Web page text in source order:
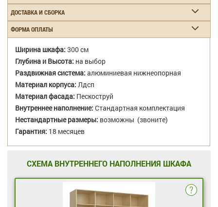
ДОСТАВКА И СБОРКА
ФОРМА ОПЛАТЫ
Ширина шкафа: 300 см
Глубина и Высота: на выбор
Раздвижная система: алюминиевая нижнеопорная
Материал корпуса: Лдсп
Материал фасада: Пескоструй
Внутреннее наполнение: Стандартная комплектация
Нестандартные размеры: возможны (звоните)
Гарантия: 18 месяцев
СХЕМА ВНУТРЕННЕГО НАПОЛНЕНИЯ ШКАФА